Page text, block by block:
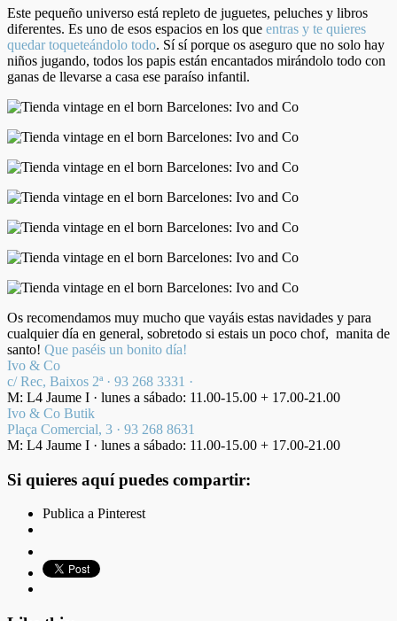
Este pequeño universo está repleto de juguetes, peluches y libros
diferentes. Es uno de esos espacios en los que entras y te quieres
quedar toqueteándolo todo. Sí sí porque os aseguro que no solo hay
niños jugando, todos los papis están encantados mirándolo todo con
ganas de llevarse a casa ese paraíso infantil.
Os recomendamos muy mucho que vayáis estas navidades y para
cualquier día en general, sobretodo si estais un poco chof, manita de
santo! Que paséis un bonito día!
Ivo & Co
c/ Rec, Baixos 2ª · 93 268 3331 ·
M: L4 Jaume I · lunes a sábado: 11.00-15.00 + 17.00-21.00
Ivo & Co Butik
Plaça Comercial, 3 · 93 268 8631
M: L4 Jaume I · lunes a sábado: 11.00-15.00 + 17.00-21.00
Si quieres aquí puedes compartir:
Publica a Pinterest